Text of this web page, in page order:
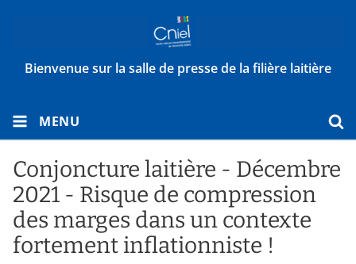
Bienvenue sur la salle de presse de la filière laitière
MENU
Conjoncture laitière - Décembre
2021 - Risque de compression
des marges dans un contexte
fortement inflationniste !